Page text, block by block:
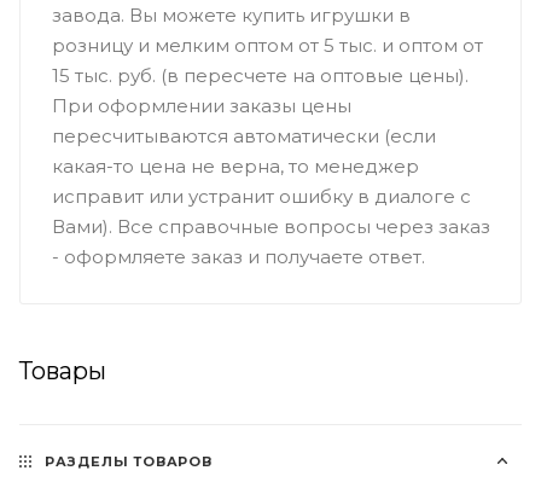
завода. Вы можете купить игрушки в
розницу и мелким оптом от 5 тыс. и оптом от
15 тыс. руб. (в пересчете на оптовые цены).
При оформлении заказы цены
пересчитываются автоматически (если
какая-то цена не верна, то менеджер
исправит или устранит ошибку в диалоге с
Вами). Все справочные вопросы через заказ
- оформляете заказ и получаете ответ.
Товары
РАЗДЕЛЫ ТОВАРОВ